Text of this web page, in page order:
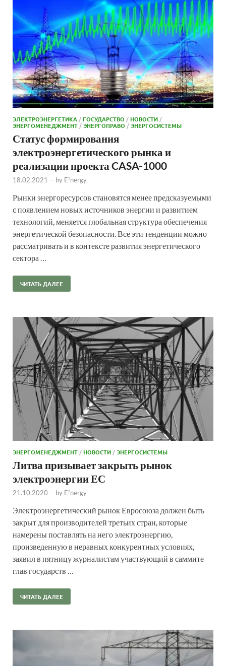
ЭЛЕКТРОЭНЕРГЕТИКА /ГОСУДАРСТВО /НОВОСТИ /
ЭНЕРГОМЕНЕДЖМЕНТ /ЭНЕРГОПРАВО /ЭНЕРГОСИСТЕМЫ
Статус формирования
электроэнергетического рынка и
реализации проекта CASA-1000
18.02.2021 - by E²nergy
Рынки энергоресурсов становятся менее предсказуемыми
c появлением новых источников энергии и развитием
технологий, меняется глобальная структура обеспечения
энергетической безопасности. Все эти тенденции можно
рассматривать и в контексте развития энергетического
сектора …
ЧИТАТЬ ДАЛЕЕ
ЭНЕРГОМЕНЕДЖМЕНТ /НОВОСТИ /ЭНЕРГОСИСТЕМЫ
Литва призывает закрыть рынок
электроэнергии ЕС
21.10.2020 - by E²nergy
Электроэнергетический рынок Евросоюза должен быть
закрыт для производителей третьих стран, которые
намерены поставлять на него электроэнергию,
произведенную в неравных конкурентных условиях,
заявил в пятницу журналистам участвующий в саммите
глав государств …
ЧИТАТЬ ДАЛЕЕ